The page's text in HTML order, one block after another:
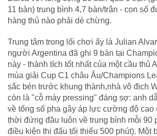
11 bàn) trung bình 4,7 bàn/trận - con số
hàng thủ nào phải dè chừng.
Trung tâm trong lối chơi ấy là Julian
người Argentina đã ghi 9 bàn tại
này - thành tích tốt nhất của một cầu thủ
mùa giải Cup C1 châu Âu/Champions
sắc bén trước khung thành,nhà vô địch
còn là "cỗ máy pressing" đáng sợ: anh
về tổng số pha gây áp lực cường độ cao
thời đứng đầu luôn về trung bình mỗi 90
điều kiện thi đấu tối thiểu 500 phút). Một